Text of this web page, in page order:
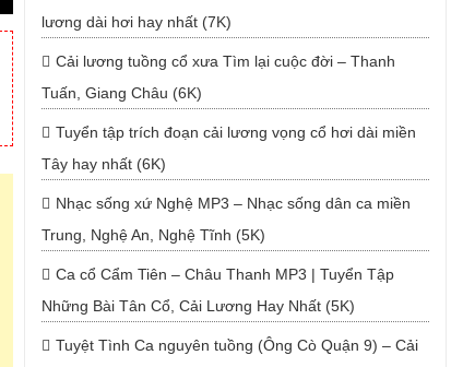
lương dài hơi hay nhất (7K)
Cải lương tuồng cổ xưa Tìm lại cuộc đời – Thanh
Tuấn, Giang Châu (6K)
Tuyển tập trích đoạn cải lương vọng cổ hơi dài miền
Tây hay nhất (6K)
Nhạc sống xứ Nghệ MP3 – Nhạc sống dân ca miền
Trung, Nghệ An, Nghệ Tĩnh (5K)
Ca cổ Cẩm Tiên – Châu Thanh MP3 | Tuyển Tập
Những Bài Tân Cổ, Cải Lương Hay Nhất (5K)
Tuyệt Tình Ca nguyên tuồng (Ông Cò Quận 9) – Cải